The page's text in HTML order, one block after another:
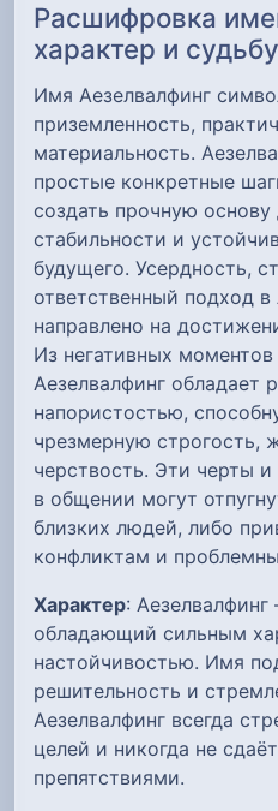
Расшифровка
характер и судьбу
Имя Аезелвалфинг
приземленность,
материальность.
простые конкретные
создать прочную
стабильности и
будущего. Усердность,
ответственный подход
направлено на
Из негативных
Аезелвалфинг обладает
напористостью,
чрезмерную строгость,
черствость. Эти черты
в общении могут
близких людей, либо
конфликтам и
Характер:
обладающий сильным
настойчивостью. Имя
решительность и
Аезелвалфинг всегда
целей и никогда не
препятствиями.